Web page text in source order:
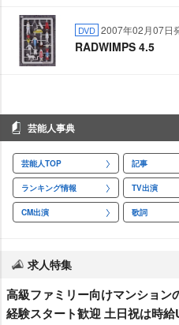
DVD 2007年02月07日
RADWIMPS 4.5
芸能人事典
芸能人TOP 記事
ランキング情報 TV出演
CM出演 歌詞
求人特集
高級ファミリー向けマンショ
経験スタート歓迎 土日祝は時給